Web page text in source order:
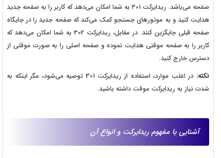
صفحه می‌باشد. ریدایرکت 301 به شما امکان می‌دهد که کاربر را به صفحه جدید
هدایت کنید و به موتورهای جستجو کمک می‌کند که صفحه جدید را در جایگاه
صفحه قبلی جایگزین کنند. در مقابل، ریدایرکت 302 به شما امکان می‌دهد که
کاربر را به صفحه موقتی هدایت نموده و صفحه اصلی را به صورت موقتی از
دسترس خارج کنید.
نکته:
در اغلب موارد، استفاده از ریدایرکت 301 توصیه می‌شود، مگر اینکه به
شدت نیاز به ریدایرکت موقت داشته باشید.
آشنایی با مفهوم ریدایرکت و انواع آن